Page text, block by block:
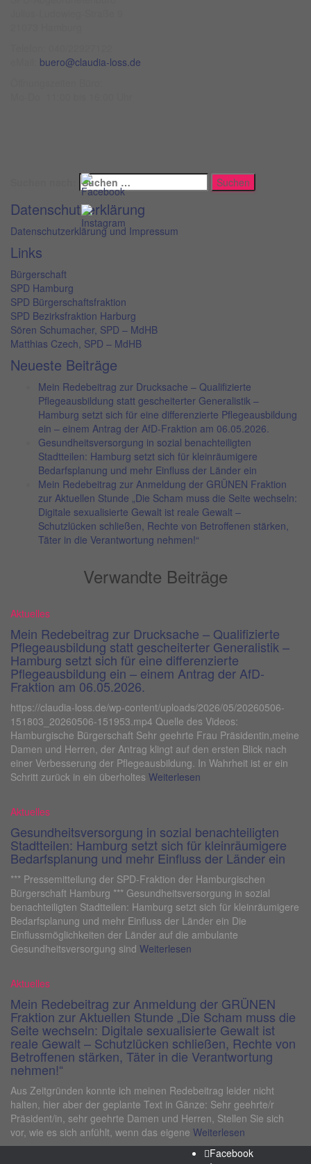
buero@claudia-loss.de
Datenschutzerklärung
Datenschutzerklärung und Impressum
Links
Bürgerschaft
SPD Hamburg
SPD Bürgerschaftsfraktion
SPD Bezirksfraktion Harburg
Sören Schumacher, SPD – MdHB
Matthias Czech, SPD – MdHB
Neueste Beiträge
Mein Redebeitrag zur Drucksache – Qualifizierte
Pflegeausbildung statt gescheiterter Generalistik –
Hamburg setzt sich für eine differenzierte Pflegeausbildung
ein – einem Antrag der AfD-Fraktion am 06.05.2026.
Gesundheitsversorgung in sozial benachteiligten
Stadtteilen: Hamburg setzt sich für kleinräumigere
Bedarfsplanung und mehr Einfluss der Länder ein
Mein Redebeitrag zur Anmeldung der GRÜNEN Fraktion
zur Aktuellen Stunde „Die Scham muss die Seite wechseln:
Digitale sexualisierte Gewalt ist reale Gewalt –
Schutzlücken schließen, Rechte von Betroffenen stärken,
Täter in die Verantwortung nehmen!“
Verwandte Beiträge
Aktuelles
Mein Redebeitrag zur Drucksache – Qualifizierte
Pflegeausbildung statt gescheiterter Generalistik –
Hamburg setzt sich für eine differenzierte
Pflegeausbildung ein – einem Antrag der AfD-
Fraktion am 06.05.2026.
https://claudia-loss.de/wp-content/uploads/2026/05/20260506-
151803_20260506-151953.mp4 Quelle des Videos:
Hamburgische Bürgerschaft Sehr geehrte Frau Präsidentin,meine
Damen und Herren, der Antrag klingt auf den ersten Blick nach
einer Verbesserung der Pflegeausbildung. In Wahrheit ist er ein
Schritt zurück in ein überholtes Weiterlesen
Aktuelles
Gesundheitsversorgung in sozial benachteiligten
Stadtteilen: Hamburg setzt sich für kleinräumigere
Bedarfsplanung und mehr Einfluss der Länder ein
*** Pressemitteilung der SPD-Fraktion der Hamburgischen
Bürgerschaft Hamburg *** Gesundheitsversorgung in sozial
benachteiligten Stadtteilen: Hamburg setzt sich für kleinräumigere
Bedarfsplanung und mehr Einfluss der Länder ein Die
Einflussmöglichkeiten der Länder auf die ambulante
Gesundheitsversorgung sind Weiterlesen
Aktuelles
Mein Redebeitrag zur Anmeldung der GRÜNEN
Fraktion zur Aktuellen Stunde „Die Scham muss die
Seite wechseln: Digitale sexualisierte Gewalt ist
reale Gewalt – Schutzlücken schließen, Rechte von
Betroffenen stärken, Täter in die Verantwortung
nehmen!“
Aus Zeitgründen konnte ich meinen Redebeitrag leider nicht
halten, hier aber der geplante Text in Gänze: Sehr geehrte/r
Präsident/in, sehr geehrte Damen und Herren, Stellen Sie sich
vor, wie es sich anfühlt, wenn das eigene Weiterlesen
Facebook